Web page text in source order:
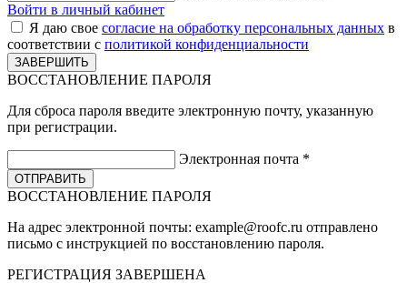
Войти в личный кабинет
Я даю свое согласие на обработку персональных данных в
соответствии с политикой конфиденциальности
ВОССТАНОВЛЕНИЕ ПАРОЛЯ
Для сброса пароля введите электронную почту, указанную
при регистрации.
Электронная почта *
ВОССТАНОВЛЕНИЕ ПАРОЛЯ
На адрес электронной почты: example@roofc.ru отправлено
письмо с инструкцией по восстановлению пароля.
РЕГИСТРАЦИЯ ЗАВЕРШЕНА